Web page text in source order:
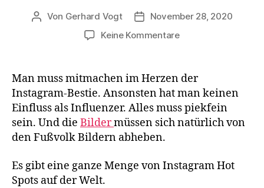
Beitragsautor
Von Gerhard Vogt Veröffentlichungsdatum
November 28, 2020
Keine Kommentarezu
Inszenierung:
Herzen
der
Instagram-
Man muss mitmachen im Herzen der
Instagram-Bestie. Ansonsten hat man keinen
Einfluss als Influenzer. Alles muss piekfein
sein. Und die Bildermüssen sich natürlich von
den Fußvolk Bildern abheben.
Es gibt eine ganze Menge von Instagram Hot
Spots auf der Welt.